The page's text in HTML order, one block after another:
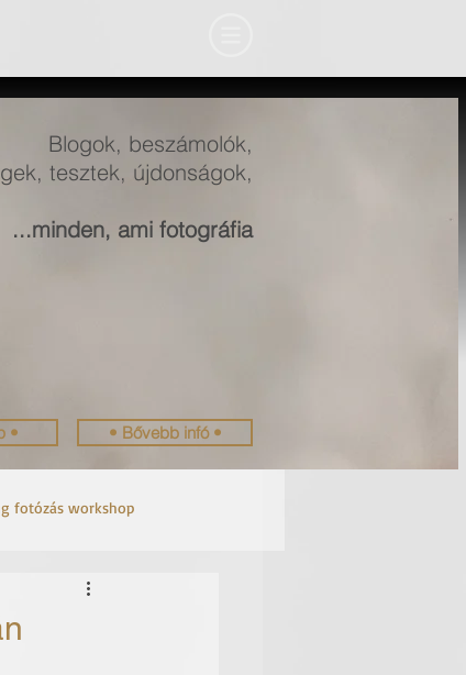
fotózás workshop
Blogok, beszámolók,
tesztek, újdonságok,
...minden, ami fotográfia
• • Bővebb infó •